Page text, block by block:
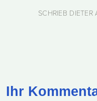
SCHRIEB
Ihr